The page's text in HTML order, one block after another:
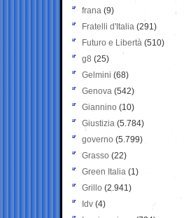
frana (9)
Fratelli d'Italia (291)
Futuro e Libertà (510)
g8 (25)
Gelmini (68)
Genova (542)
Giannino (10)
Giustizia (5.784)
governo (5.799)
Grasso (22)
Green Italia (1)
Grillo (2.941)
Idv (4)